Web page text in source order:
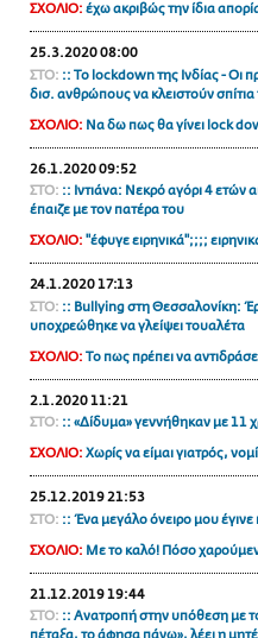
LIFO SHOP
NEWSLETTER
ΜΙΚΡΟΠΡΑΓΜΑΤΑ
THE GOOD LIFO
LIFOLAND
CITY GUIDE
ΑΜΠΑ
PRINT
ΣΧΟΛΙΟ: έχω ακριβώς την ίδια
25.3.2020 08:00
ΣΤΟ: :: Το lockdown της Ινδίας - Οι
δισ. ανθρώπους να κλειστούν σπίτια
ΣΧΟΛΙΟ: Να δω πως θα γίνει lock
26.1.2020 09:52
ΣΤΟ: :: Ιντιάνα: Νεκρό αγόρι 4 ετών
έπαιζε με τον πατέρα του
ΣΧΟΛΙΟ: "έφυγε ειρηνικά";;;;
24.1.2020 17:13
ΣΤΟ: :: Bullying στη Θεσσαλονίκη:
υποχρεώθηκε να γλείψει τουαλέτα
ΣΧΟΛΙΟ: Το πως πρέπει να
2.1.2020 11:21
ΣΤΟ: :: «Δίδυμα» γεννήθηκαν με 11
ΣΧΟΛΙΟ: Χωρίς να είμαι γιατρός,
25.12.2019 21:53
ΣΤΟ: :: Ένα μεγάλο όνειρο μου έγινε
ΣΧΟΛΙΟ: Με το καλό! Πόσο
21.12.2019 19:44
ΣΤΟ: :: Ανατροπή στην υπόθεση με